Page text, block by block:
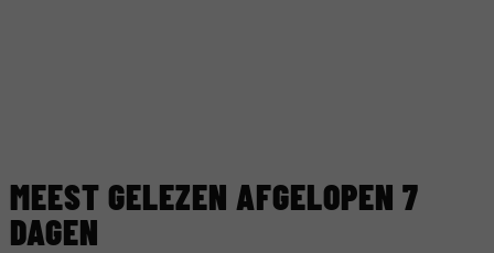
MEEST GELEZEN AFGELOPEN 7
DAGEN